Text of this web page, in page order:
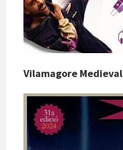
Vilamagore Medieval